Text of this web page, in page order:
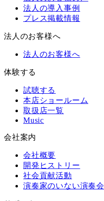
法人の導入事例
プレス掲載情報
法人のお客様へ
法人のお客様へ
体験する
試聴する
本店ショールーム
取扱店一覧
Music
会社案内
会社概要
開発ヒストリー
社会貢献活動
演奏家のいない演奏会